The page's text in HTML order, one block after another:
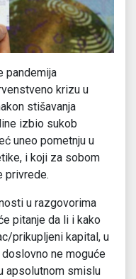
pandemija
krizu u
stišavanja
izbio sukob
uneo pometnju u
i koji za sobom
privrede.
u razgovorima
pitanje da li i kako
prikupljeni kapital, u
ne moguće
apsolutnom smislu